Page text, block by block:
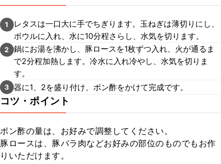
1
レタスは一口大に手でちぎります。玉ねぎは薄切りにし、
ボウルに入れ、水に10分程さらし、水気を切ります。
2
鍋にお湯を沸かし、豚ロースを1枚ずつ入れ、火が通るま
で2分程加熱します。冷水に入れ冷やし、水気を切りま
す。
3 器に1、2を盛り付け、ポン酢をかけて完成です。
コツ・ポイント
ポン酢の量は、お好みで調整してください。
豚ロースは、豚バラ肉などお好みの部位のものでもお作
りいただけます。